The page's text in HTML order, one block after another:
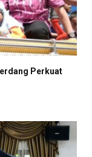
Perkuat